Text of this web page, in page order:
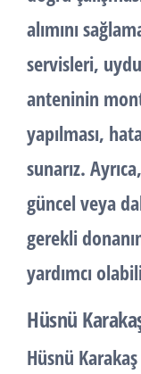
alımını
servisleri,
anteninin
yapılması,
sunarız.
güncel veya
gerekli
yardımcı
Hüsnü
Hüsnü